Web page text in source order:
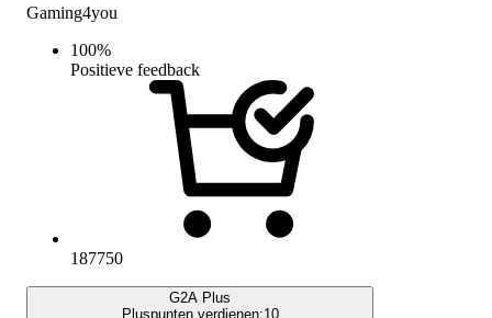
Gaming4you
100%
Positieve feedback
187750
G2A Plus
Pluspunten verdienen:10